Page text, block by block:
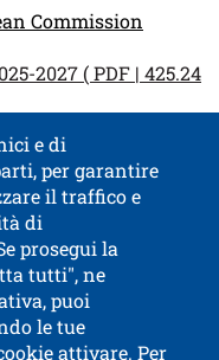
Commission
2027 ( PDF | 425.24
e di
per garantire
il traffico e
di
prosegui la
tutti", ne
puoi
le tue
attivare. Per
Trento